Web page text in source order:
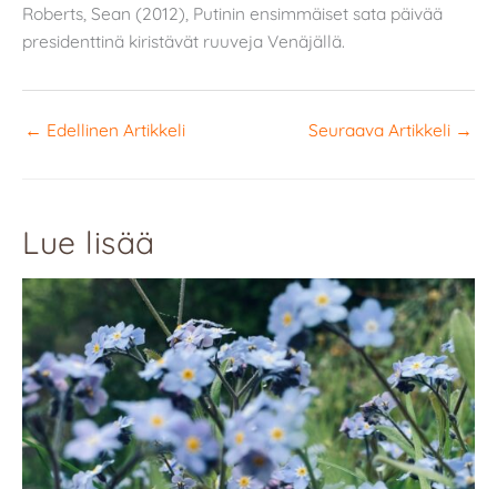
Roberts, Sean (2012), Putinin ensimmäiset sata päivää
presidenttinä kiristävät ruuveja Venäjällä.
← Edellinen Artikkeli Seuraava Artikkeli →
Lue lisää